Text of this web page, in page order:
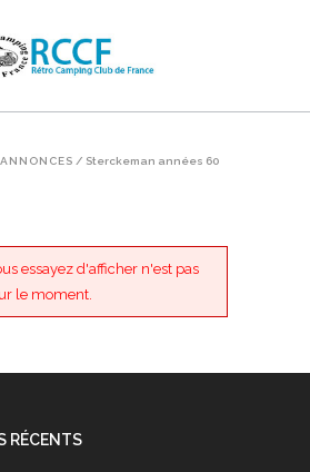
/ Sterckeman années 60
essayez d'afficher n'est pas
le moment.
RÉCENTS